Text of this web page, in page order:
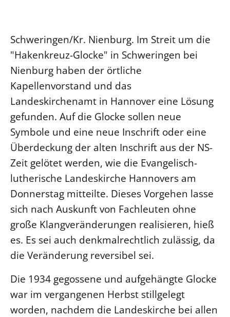
Schweringen/Kr. Nienburg. Im Streit um die
"Hakenkreuz-Glocke" in Schweringen bei
Nienburg haben der örtliche
Kapellenvorstand und das
Landeskirchenamt in Hannover eine Lösung
gefunden. Auf die Glocke sollen neue
Symbole und eine neue Inschrift oder eine
Überdeckung der alten Inschrift aus der NS-
Zeit gelötet werden, wie die Evangelisch-
lutherische Landeskirche Hannovers am
Donnerstag mitteilte. Dieses Vorgehen lasse
sich nach Auskunft von Fachleuten ohne
große Klangveränderungen realisieren, hieß
es. Es sei auch denkmalrechtlich zulässig, da
die Veränderung reversibel sei.
Die 1934 gegossene und aufgehängte Glocke
war im vergangenen Herbst stillgelegt
worden, nachdem die Landeskirche bei allen
Personalausschuss
LANDESKIRCHENAMT
Willkommen
Kollegium
Abteilungen des Landeskirchenamts
Fachstelle Sexualisierte Gewalt
Beschwerdestellen
Kirchenämter
Gleichstellung
Datenschutz
Geschäftsstelle Landessynode
LANDESSYNODE
27. Landessynode
Kontakt
Hintergrund
Glaubensbekenntnis
Ökumene
Religionen
KLIMASCHUTZ
Nachhaltigkeit
Erneuerbare Energien
Mobilität
Naturschutz
Gebäude
Datenschutz
Kontakt
Barrierefreiheit
Presse
Freie Stellen
Service für Gemeinden
Suche